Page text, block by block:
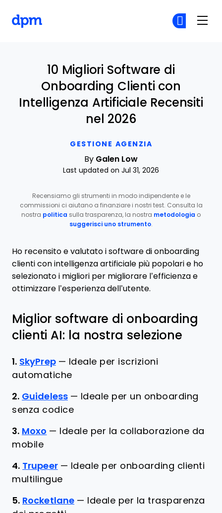
GESTIONE AGENZIA
10 Migliori Software di
Onboarding Clienti con
Intelligenza Artificiale Recensiti
nel 2026
By Galen Low
Last updated on Jul 31, 2026
Recensiamo gli strumenti in modo indipendente e le
commissioni ci aiutano a finanziare i nostri test. Consulta la
nostra politica sulla trasparenza, la nostra metodologia o
suggerisci uno strumento.
Ho recensito e valutato i software di onboarding
clienti con intelligenza artificiale più popolari e ho
selezionato i migliori per migliorare l’efficienza e
ottimizzare l’esperienza dell’utente.
Miglior software di onboarding
clienti AI: la nostra selezione
1. SkyPrep — Ideale per iscrizioni
automatiche
2. Guideless — Ideale per un onboarding
senza codice
3. Moxo —
Ideale per la collaborazione da
mobile
4. Trupeer — Ideale per onboarding clienti
multilingue
5. Rocketlane —
Ideale per la trasparenza